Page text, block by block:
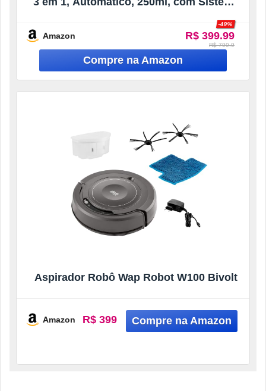
Amazon R$ 399.99
-49%
R$ 799.9
Aspirador Robô Wap Robot W100 Bivolt
Amazon R$ 399